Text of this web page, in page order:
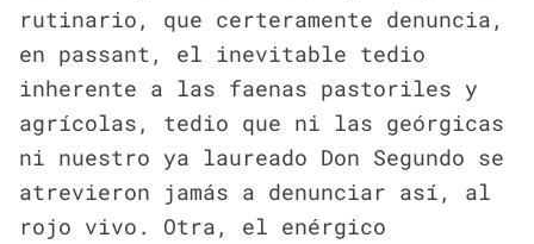
rutinario, que certeramente denuncia,
en passant, el inevitable tedio
inherente a las faenas pastoriles y
agrícolas, tedio que ni las geórgicas
ni nuestro ya laureado Don Segundo se
atrevieron jamás a denunciar así, al
rojo vivo. Otra, el enérgico